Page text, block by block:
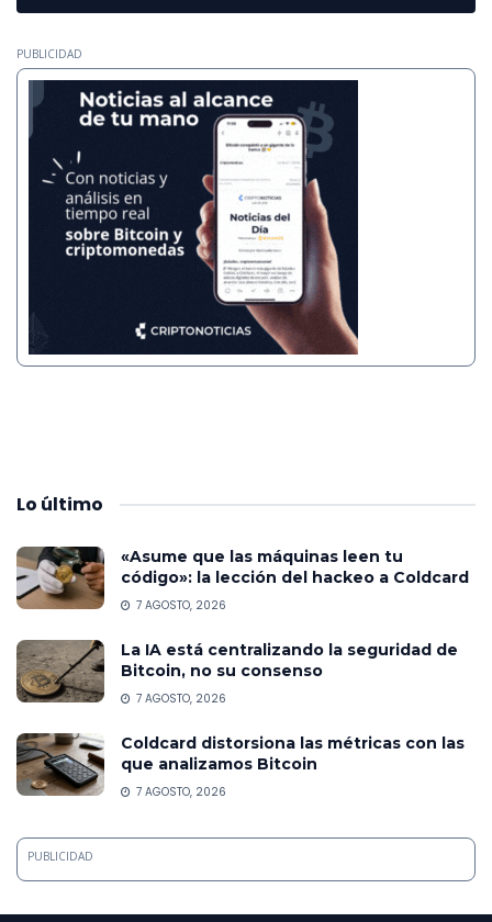
PUBLICIDAD
Lo último
«Asume que las máquinas leen tu
código»: la lección del hackeo a Coldcard
7 AGOSTO, 2026
La IA está centralizando la seguridad de
Bitcoin, no su consenso
7 AGOSTO, 2026
Coldcard distorsiona las métricas con las
que analizamos Bitcoin
7 AGOSTO, 2026
PUBLICIDAD